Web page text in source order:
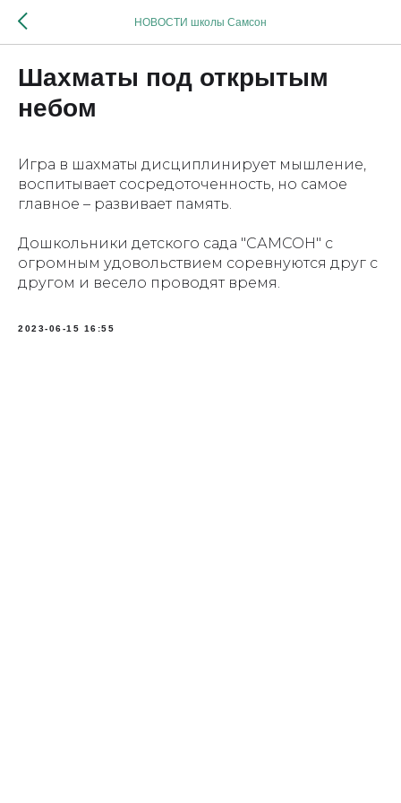
НОВОСТИ школы Самсон
Шахматы под открытым
небом
Игра в шахматы дисциплинирует мышление,
воспитывает сосредоточенность, но самое
главное – развивает память.
Дошкольники детского сада "САМСОН" с
огромным удовольствием соревнуются друг с
другом и весело проводят время.
2023-06-15 16:55